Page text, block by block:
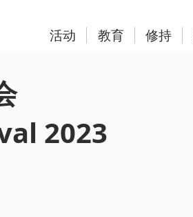
活动 教育 修持
2023